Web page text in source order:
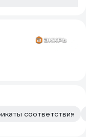
соответствия